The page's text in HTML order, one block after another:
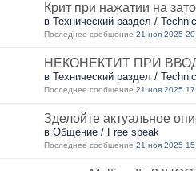
Крит при нажатии на
в Технический раздел /
Последнее сообщение 21 ноя 2025
НЕКОНЕКТИТ ПРИ
в Технический раздел /
Последнее сообщение 21 ноя 2025
Зделойте актуальное
в Общение / Free speak
Последнее сообщение 21 ноя 2025